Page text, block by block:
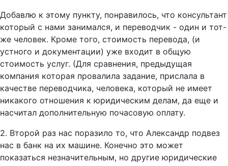
Добавлю к этому пункту, понравилось, что консультант
который с нами занимался, и переводчик - один и тот-
же человек. Кроме того, стоимость перевода, (и
устного и документации) уже входит в общую
стоимость услуг. (Для сравнения, предыдущая
компания которая провалила задание, прислала в
качестве переводчика, человека, который не имеет
никакого отношения к юридическим делам, да еще и
насчитал дополнительную почасовую оплату.
2. Второй раз нас поразило то, что Александр подвез
нас в банк на их машине. Конечно это может
показаться незначительным, но другие юридические